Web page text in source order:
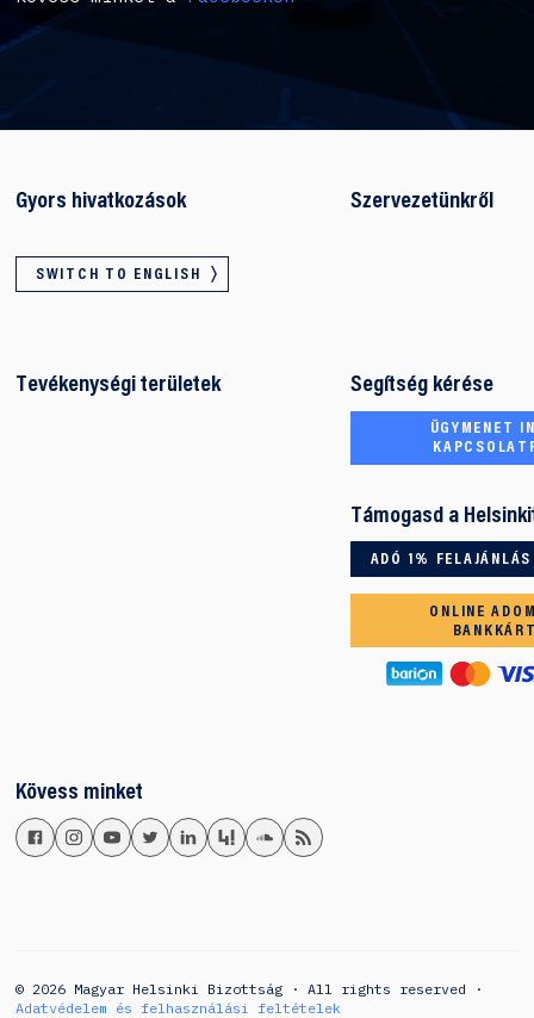
Gyors hivatkozások
SWITCH TO ENGLISH
Szervezetünkről
Tevékenységi területek Segítség kérése
ÜGYMENET
Támogasd a
ADÓ 1% FELAJÁNLÁS
ONLINE
Kövess minket
© 2026 Magyar Helsinki Bizottság · All rights reserved ·
Adatvédelem és felhasználási feltételek